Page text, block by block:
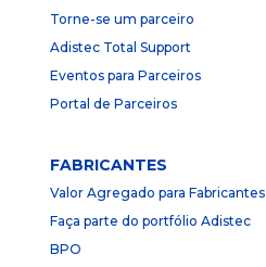
Torne-se um parceiro
Adistec Total Support
Eventos para Parceiros
Portal de Parceiros
FABRICANTES
Valor Agregado para Fabricantes
Faça parte do portfólio Adistec
BPO